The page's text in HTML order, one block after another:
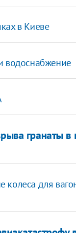
в Киеве
водоснабжение
гранаты
для